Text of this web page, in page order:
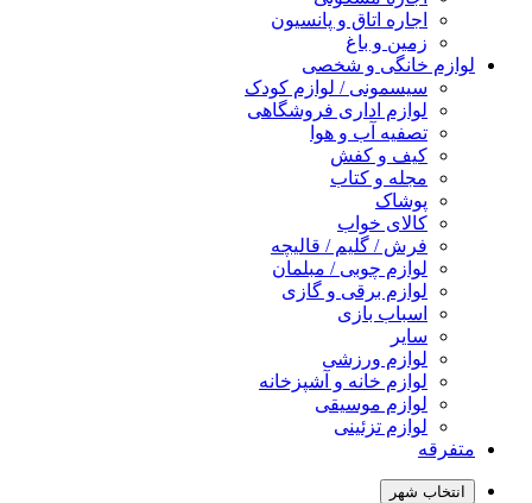
اجاره اتاق و پانسیون
زمین و باغ
لوازم خانگی و شخصی
سیسمونی / لوازم کودک
لوازم اداری فروشگاهی
تصفیه آب و هوا
کیف و کفش
مجله و کتاب
پوشاک
کالای خواب
فرش / گلیم / قالیچه
لوازم چوبی / مبلمان
لوازم برقی و گازی
اسباب بازی
سایر
لوازم ورزشی
لوازم خانه و آشپزخانه
لوازم موسیقی
لوازم تزئینی
متفرقه
انتخاب شهر